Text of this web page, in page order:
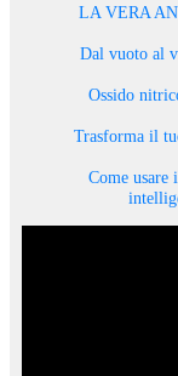
LA VERA
Dal vuoto al
Ossido
Trasforma il
Come usare